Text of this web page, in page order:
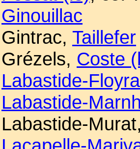
Ginouillac
Gintrac, Taillefer
Grézels, Coste
Labastide-
Labastide-
Labastide-